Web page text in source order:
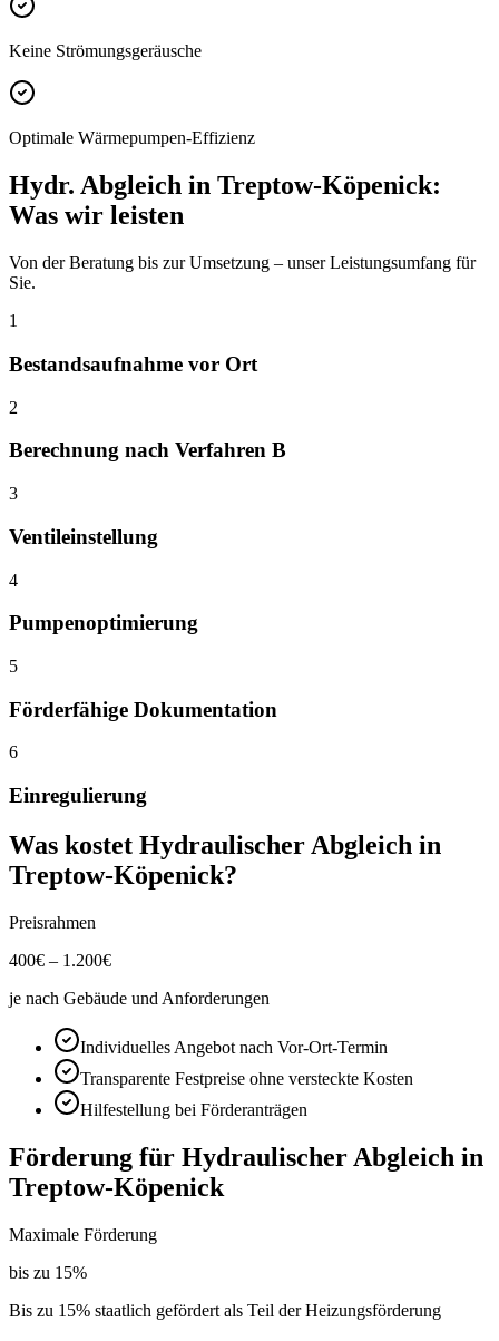
Keine Strömungsgeräusche
Optimale Wärmepumpen-Effizienz
Hydr. Abgleich in Treptow-Köpenick:
Was wir leisten
Von der Beratung bis zur Umsetzung – unser Leistungsumfang für
Sie.
1
Bestandsaufnahme vor Ort
2
Berechnung nach Verfahren B
3
Ventileinstellung
4
Pumpenoptimierung
5
Förderfähige Dokumentation
6
Einregulierung
Was kostet Hydraulischer Abgleich in
Treptow-Köpenick?
Preisrahmen
400€ – 1.200€
je nach Gebäude und Anforderungen
Individuelles Angebot nach Vor-Ort-Termin
Transparente Festpreise ohne versteckte Kosten
Hilfestellung bei Förderanträgen
Förderung für Hydraulischer Abgleich in
Treptow-Köpenick
Maximale Förderung
bis zu 15%
Bis zu 15% staatlich gefördert als Teil der Heizungsförderung